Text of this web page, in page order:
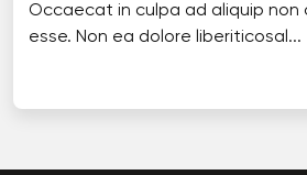
Occaecat in culpa ad aliquip non
esse. Non ea dolore liberiticosal...